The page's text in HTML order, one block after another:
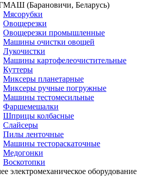
(Барановичи, Беларусь)
Мясорубки
Овощерезки
Овощерезки промышленные
Машины очистки овощей
Лукочистки
Машины картофелеочистительные
Куттеры
Миксеры планетарные
Миксеры ручные погружные
Машины тестомесильные
Фаршемешалки
Шприцы колбасные
Слайсеры
Пилы ленточные
Машины тестораскаточные
Медогонки
Воскотопки
электромеханическое оборудование